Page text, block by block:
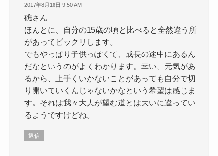
2017年8月18日 9:50 AM
礁さん
ほんとに、自分の15歳の頃と比べると全然違う所
があってビックリします。
でもやっぱり子供っぽくて、成長の途中にあるん
だなというのがよくわかります。幸い、元気があ
るから、上手くいかないことがあっても自分で切
り開いていくんじゃないかなという希望は感じま
す。それは我々大人が望む道とは大いに違ってい
るようですけどね。
返信